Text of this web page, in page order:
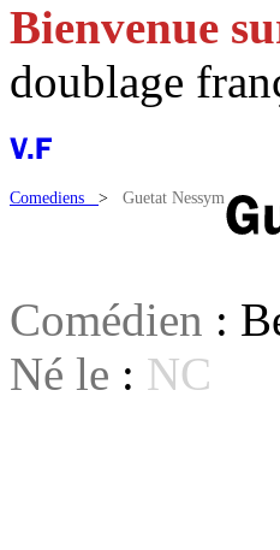
Bienvenue
doublage
Comediens > Guetat Nessym
Comédien :
Né le : NC